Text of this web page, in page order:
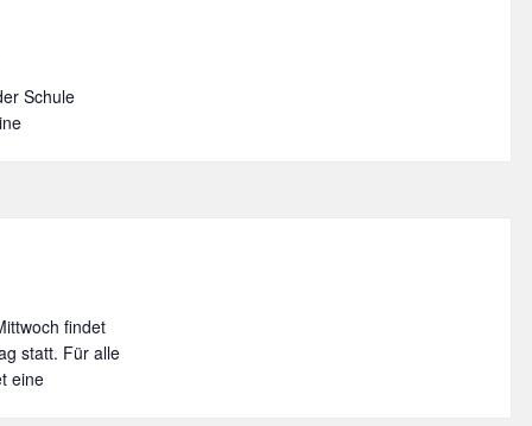
Schule
findet
statt. Für alle
eine